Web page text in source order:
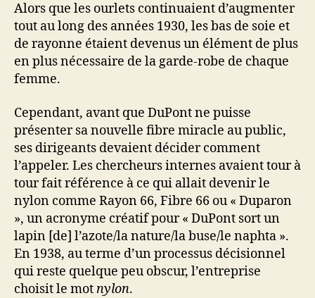
Alors que les ourlets continuaient d’augmenter
tout au long des années 1930, les bas de soie et
de rayonne étaient devenus un élément de plus
en plus nécessaire de la garde-robe de chaque
femme.
Cependant, avant que DuPont ne puisse
présenter sa nouvelle fibre miracle au public,
ses dirigeants devaient décider comment
l’appeler. Les chercheurs internes avaient tour à
tour fait référence à ce qui allait devenir le
nylon comme Rayon 66, Fibre 66 ou « Duparon
», un acronyme créatif pour « DuPont sort un
lapin [de] l’azote/la nature/la buse/le naphta ».
En 1938, au terme d’un processus décisionnel
qui reste quelque peu obscur, l’entreprise
choisit le motnylon.